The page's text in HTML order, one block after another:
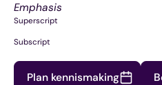
Emphasis
Superscript
Subscript
Plan kennismaking